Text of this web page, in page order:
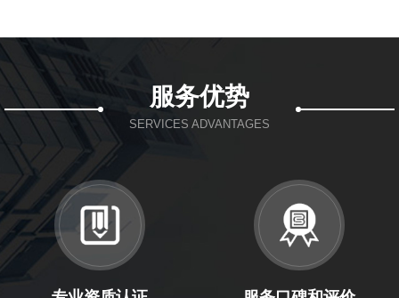
服务优势
SERVICES ADVANTAGES